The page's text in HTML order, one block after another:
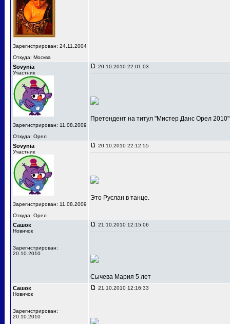
Зарегистрирован: 24.11.2004
Откуда: Москва
Sovynia
Участник
Зарегистрирован: 11.08.2009
Откуда: Орел
20.10.2010 22:01:03
Претендент на титул "Мистер Данс Орел
Sovynia
Участник
Зарегистрирован: 11.08.2009
Откуда: Орел
20.10.2010 22:12:55
Это Руслан в танце.
Сашок
Новичок
Зарегистрирован:
20.10.2010
21.10.2010 12:15:06
Сычева Мария 5 лет
Сашок
Новичок
Зарегистрирован:
20.10.2010
21.10.2010 12:16:33